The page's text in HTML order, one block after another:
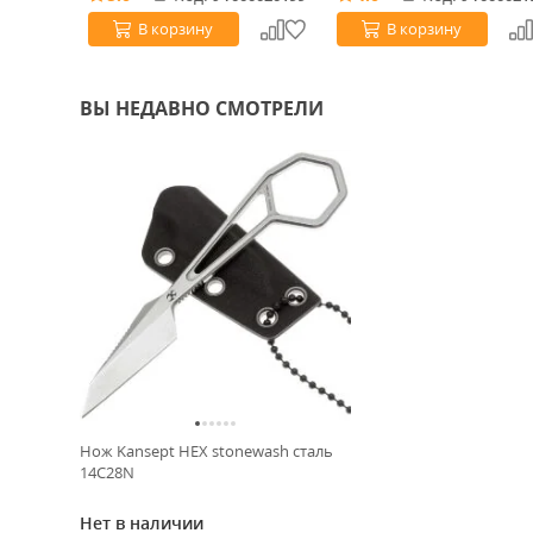
В корзину
В корзину
ВЫ НЕДАВНО СМОТРЕЛИ
Нож Kansept HEX stonewash сталь
14C28N
Нет в наличии